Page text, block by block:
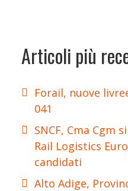
Articoli più
Forail, nuove
041
SNCF, Cma Cgm
Rail Logistics
candidati
Alto Adige,